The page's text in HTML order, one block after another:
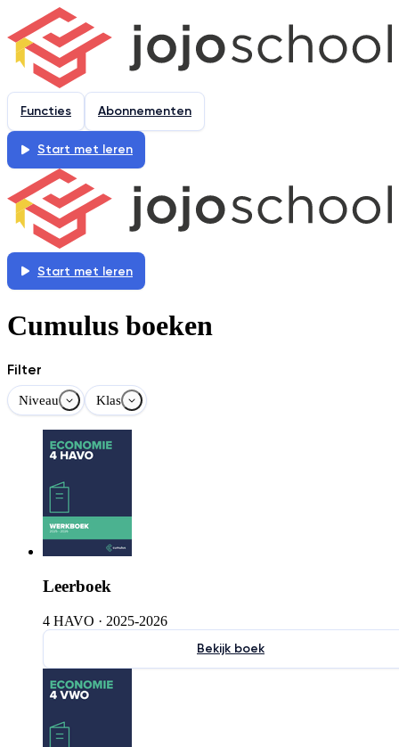
Functies Abonnementen
Start met leren
Start met leren
Cumulus boeken
Filter
Niveau Klas
Leerboek
4 HAVO · 2025-2026
Bekijk boek